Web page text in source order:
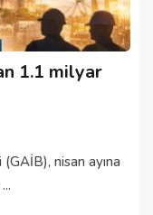
1.1 milyar
nisan ayına